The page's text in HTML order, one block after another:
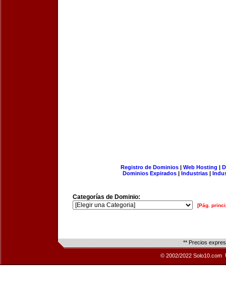
Registro de Dominios| Web Hosting |
Dominios Expirados | Industrias |
Categorías de Dominio:
[Pág.
** Precios
© 2002/2022 Solo10.com